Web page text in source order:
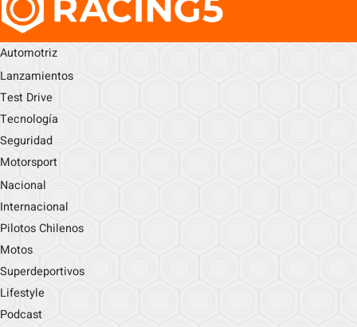
Automotriz
Lanzamientos
Test Drive
Tecnología
Seguridad
Motorsport
Nacional
Internacional
Pilotos Chilenos
Motos
Superdeportivos
Lifestyle
Podcast